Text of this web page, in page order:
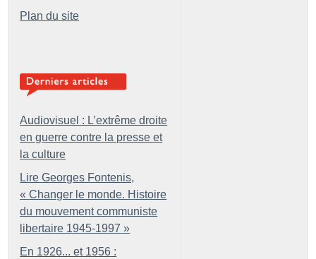
Plan du site
Audiovisuel : L’extrême droite
en guerre contre la presse et
la culture
Lire Georges Fontenis,
« Changer le monde. Histoire
du mouvement communiste
libertaire 1945-1997 »
En 1926... et 1956 :